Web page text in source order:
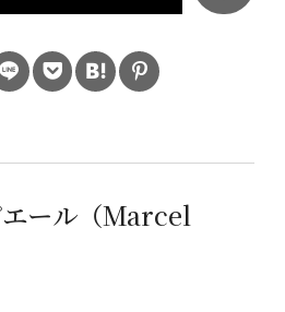
ール（Marcel